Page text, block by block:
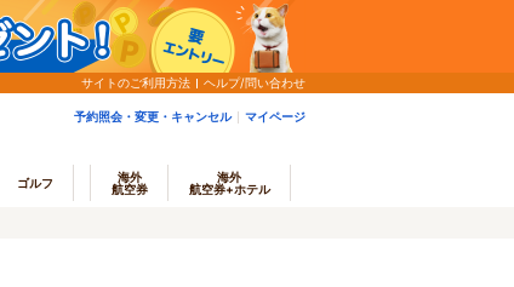
サイトのご利用方法 ヘルプ/問い合わせ
予約照会・変更・キャンセル マイページ
ゴルフ
海外
航空券
海外
航空券+ホテル